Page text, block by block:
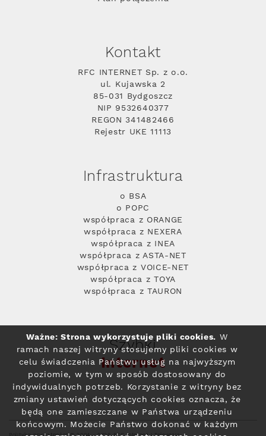
Kontakt
RFC INTERNET Sp. z o.o.
ul. Kujawska 2
85-031 Bydgoszcz
NIP 9532640377
REGON 341482466
Rejestr UKE 11113
Infrastruktura
o BSA
o POPC
współpraca z ORANGE
współpraca z NEXERA
współpraca z INEA
współpraca z ASTA-NET
współpraca z VOICE-NET
współpraca z TOYA
współpraca z TAURON
Szybki
Internet
Ważne: Strona wykorzystuje pliki cookies. W
ramach naszej witryny stosujemy pliki cookies w
celu świadczenia Państwu usług na najwyższym
poziomie, w tym w sposób dostosowany do
indywidualnych potrzeb. Korzystanie z witryny bez
zmiany ustawień dotyczących cookies oznacza, że
będą one zamieszczane w Państwa urządzeniu
końcowym. Możecie Państwo dokonać w każdym